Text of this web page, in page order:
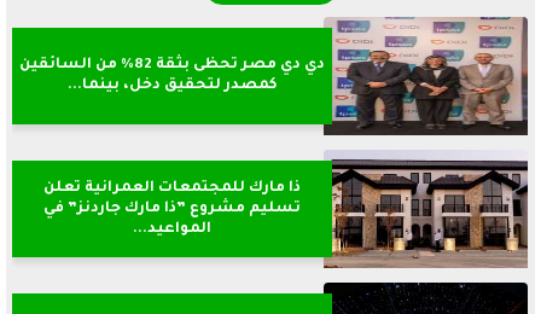
دي دي مصر تحظى بثقة 82% من السائقين
كمصدر لتحقيق دخل، بينما...
ذا مارك للمجتمعات العمرانية تعلن
تسليم مشروع ”ذا مارك جاردنز” في
المواعيد...